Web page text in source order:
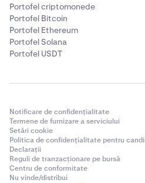
Portofel criptomonede
Portofel Bitcoin
Portofel Ethereum
Portofel Solana
Portofel USDT
Notificare de confidențialitate
Termene de furnizare a serviciului
Setări cookie
Politica de confidențialitate pentru
Declarații
Reguli de tranzacționare pe bursă
Centru de conformitate
Nu vinde/distribui